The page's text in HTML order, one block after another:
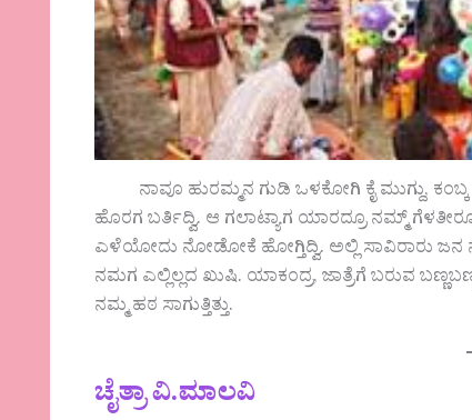
ನಾವೂ ಹುರಮ್ಮನ ಗುಡಿ ಒಳಕೋಗಿ ಕೈ ಮುಗ್ದು, ಕಂಬ್ಕ
ಹೊರಗ ಬರ್ತಿದ್ವಿ. ಆ ಗಲಾಟ್ಯಾಗ ಯಾರದ್ರೂ ನಮ್ಮ್
ಎಳೆಯೋದು ನೋಡೋಕೆ ಹೋಗ್ತಿದ್ವಿ. ಅಲ್ಲಿ ಸಾವಿರಾರು ಜನ
ನಮಗ ಎಲ್ಲಿಲ್ಲದ ಖುಷಿ. ಯಾಕಂದ್ರ, ಜಾತ್ರೆಗೆ ಬರುವ
ನಮ್ಮ ಹಠ ಸಾಗುತ್ತಿತ್ತು.
ಚೈತ್ರಾ ವಿ.ಮಾಲವಿ